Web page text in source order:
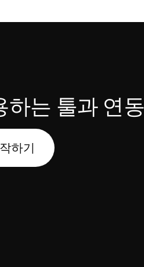
하는 툴과 연
하기